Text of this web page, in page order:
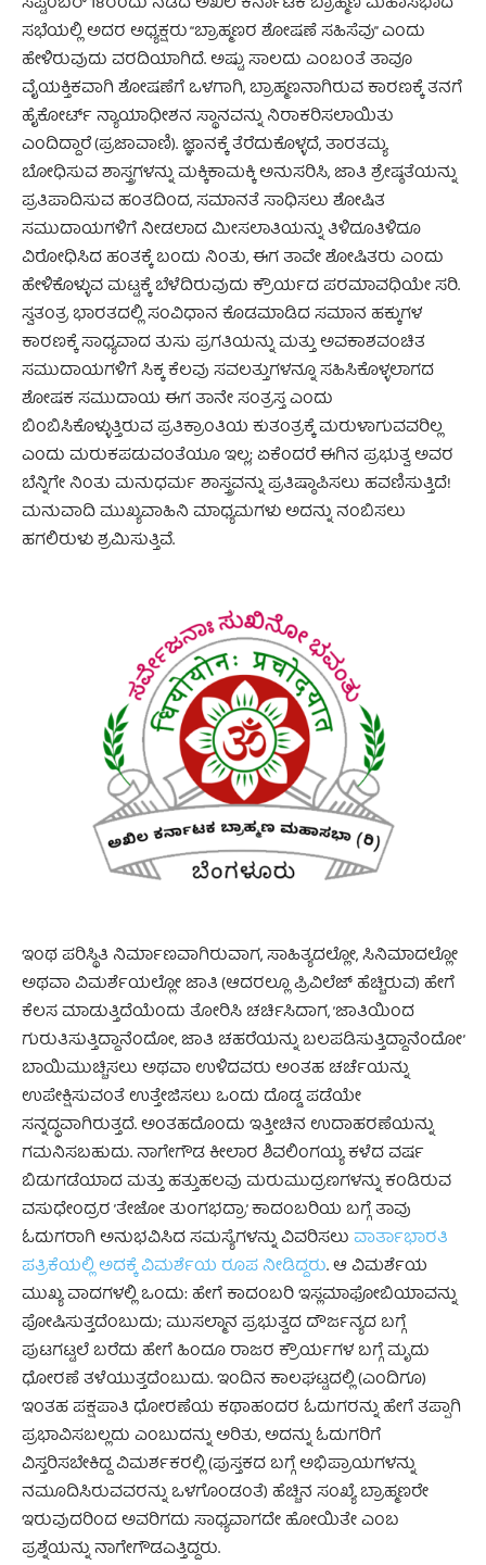
ಸಭೆಯಲ್ಲಿ ಅದರ ಅಧ್ಯಕ್ಷರು “ಬ್ರಾಹ್ಮಣರ ಶೋಷಣೆ ಸಹಿಸೆವು” ಎಂದು
ಹೇಳಿರುವುದು ವರದಿಯಾಗಿದೆ. ಅಷ್ಟು ಸಾಲದು ಎಂಬಂತೆ ತಾವೂ
ವೈಯಕ್ತಿಕವಾಗಿ ಶೋಷಣೆಗೆ ಒಳಗಾಗಿ, ಬ್ರಾಹ್ಮಣನಾಗಿರುವ ಕಾರಣಕ್ಕೆ ತನಗೆ
ಹೈಕೋರ್ಟ್ ನ್ಯಾಯಾಧೀಶನ ಸ್ಥಾನವನ್ನು ನಿರಾಕರಿಸಲಾಯಿತು
ಎಂದಿದ್ದಾರೆ (ಪ್ರಜಾವಾಣಿ). ಜ್ಞಾನಕ್ಕೆ ತೆರೆದುಕೊಳ್ಳದೆ, ತಾರತಮ್ಯ
ಬೋಧಿಸುವ ಶಾಸ್ತ್ರಗಳನ್ನು ಮಕ್ಕಿಕಾಮಕ್ಕಿ ಅನುಸರಿಸಿ, ಜಾತಿ ಶ್ರೇಷ್ಠತೆಯನ್ನು
ಪ್ರತಿಪಾದಿಸುವ ಹಂತದಿಂದ, ಸಮಾನತೆ ಸಾಧಿಸಲು ಶೋಷಿತ
ಸಮುದಾಯಗಳಿಗೆ ನೀಡಲಾದ ಮೀಸಲಾತಿಯನ್ನು ತಿಳಿದೂತಿಳಿದೂ
ವಿರೋಧಿಸಿದ ಹಂತಕ್ಕೆ ಬಂದು ನಿಂತು, ಈಗ ತಾವೇ ಶೋಷಿತರು ಎಂದು
ಹೇಳಿಕೊಳ್ಳುವ ಮಟ್ಟಕ್ಕೆ ಬೆಳೆದಿರುವುದು ಕ್ರೌರ್ಯದ ಪರಮಾವಧಿಯೇ ಸರಿ.
ಸ್ವತಂತ್ರ ಭಾರತದಲ್ಲಿ ಸಂವಿಧಾನ ಕೊಡಮಾಡಿದ ಸಮಾನ ಹಕ್ಕುಗಳ
ಕಾರಣಕ್ಕೆ ಸಾಧ್ಯವಾದ ತುಸು ಪ್ರಗತಿಯನ್ನು ಮತ್ತು ಅವಕಾಶವಂಚಿತ
ಸಮುದಾಯಗಳಿಗೆ ಸಿಕ್ಕ ಕೆಲವು ಸವಲತ್ತುಗಳನ್ನೂ ಸಹಿಸಿಕೊಳ್ಳಲಾಗದ
ಶೋಷಕ ಸಮುದಾಯ ಈಗ ತಾನೇ ಸಂತ್ರಸ್ತ ಎಂದು
ಬಿಂಬಿಸಿಕೊಳ್ಳುತ್ತಿರುವ ಪ್ರತಿಕ್ರಾಂತಿಯ ಕುತಂತ್ರಕ್ಕೆ ಮರುಳಾಗುವವರಿಲ್ಲ
ಎಂದು ಮರುಕಪಡುವಂತೆಯೂ ಇಲ್ಲ; ಏಕೆಂದರೆ ಈಗಿನ ಪ್ರಭುತ್ವ ಅವರ
ಬೆನ್ನಿಗೇ ನಿಂತು ಮನುಧರ್ಮ ಶಾಸ್ತ್ರವನ್ನು ಪ್ರತಿಷ್ಠಾಪಿಸಲು ಹವಣಿಸುತ್ತಿದೆ!
ಮನುವಾದಿ ಮುಖ್ಯವಾಹಿನಿ ಮಾಧ್ಯಮಗಳು ಅದನ್ನು ನಂಬಿಸಲು
ಹಗಲಿರುಳು ಶ್ರಮಿಸುತ್ತಿವೆ.
ಇಂಥ ಪರಿಸ್ಥಿತಿ ನಿರ್ಮಾಣವಾಗಿರುವಾಗ, ಸಾಹಿತ್ಯದಲ್ಲೋ, ಸಿನಿಮಾದಲ್ಲೋ
ಅಥವಾ ವಿಮರ್ಶೆಯಲ್ಲೋ ಜಾತಿ (ಆದರಲ್ಲೂ ಪ್ರಿವಿಲೆಜ್ ಹೆಚ್ಚಿರುವ) ಹೇಗೆ
ಕೆಲಸ ಮಾಡುತ್ತಿದೆಯೆಂದು ತೋರಿಸಿ ಚರ್ಚಿಸಿದಾಗ, ’ಜಾತಿಯಿಂದ
ಗುರುತಿಸುತ್ತಿದ್ದಾನೆಂದೋ, ಜಾತಿ ಚಹರೆಯನ್ನು ಬಲಪಡಿಸುತ್ತಿದ್ದಾನೆಂದೋ’
ಬಾಯಿಮುಚ್ಚಿಸಲು ಅಥವಾ ಉಳಿದವರು ಅಂತಹ ಚರ್ಚೆಯನ್ನು
ಉಪೇಕ್ಷಿಸುವಂತೆ ಉತ್ತೇಜಿಸಲು ಒಂದು ದೊಡ್ಡ ಪಡೆಯೇ
ಸನ್ನದ್ಧವಾಗಿರುತ್ತದೆ. ಅಂತಹದೊಂದು ಇತ್ತೀಚಿನ ಉದಾಹರಣೆಯನ್ನು
ಗಮನಿಸಬಹುದು. ನಾಗೇಗೌಡ ಕೀಲಾರ ಶಿವಲಿಂಗಯ್ಯ ಕಳೆದ ವರ್ಷ
ಬಿಡುಗಡೆಯಾದ ಮತ್ತು ಹತ್ತುಹಲವು ಮರುಮುದ್ರಣಗಳನ್ನು ಕಂಡಿರುವ
ವಸುಧೇಂದ್ರರ ’ತೇಜೋ ತುಂಗಭದ್ರಾ’ ಕಾದಂಬರಿಯ ಬಗ್ಗೆ ತಾವು
ಓದುಗರಾಗಿ ಅನುಭವಿಸಿದ ಸಮಸ್ಯೆಗಳನ್ನು ವಿವರಿಸಲುವಾರ್ತಾಭಾರತಿ
ಪತ್ರಿಕೆಯಲ್ಲಿ ಅದಕ್ಕೆ ವಿಮರ್ಶೆಯ ರೂಪ ನೀಡಿದ್ದರು. ಆ ವಿಮರ್ಶೆಯ
ಮುಖ್ಯ ವಾದಗಳಲ್ಲಿ ಒಂದು: ಹೇಗೆ ಕಾದಂಬರಿ ಇಸ್ಲಮಾಫೋಬಿಯಾವನ್ನು
ಪೋಷಿಸುತ್ತದೆಂಬುದು; ಮುಸಲ್ಮಾನ ಪ್ರಭುತ್ವದ ದೌರ್ಜನ್ಯದ ಬಗ್ಗೆ
ಪುಟಗಟ್ಟಲೆ ಬರೆದು ಹೇಗೆ ಹಿಂದೂ ರಾಜರ ಕ್ರೌರ್ಯಗಳ ಬಗ್ಗೆ ಮೃದು
ಧೋರಣೆ ತಳೆಯುತ್ತದೆಂಬುದು. ಇಂದಿನ ಕಾಲಘಟ್ಟದಲ್ಲಿ (ಎಂದಿಗೂ)
ಇಂತಹ ಪಕ್ಷಪಾತಿ ಧೋರಣೆಯ ಕಥಾಹಂದರ ಓದುಗರನ್ನು ಹೇಗೆ ತಪ್ಪಾಗಿ
ಪ್ರಭಾವಿಸಬಲ್ಲದು ಎಂಬುದನ್ನು ಅರಿತು, ಅದನ್ನು ಓದುಗರಿಗೆ
ವಿಸ್ತರಿಸಬೇಕಿದ್ದ ವಿಮರ್ಶಕರಲ್ಲಿ (ಪುಸ್ತಕದ ಬಗ್ಗೆ ಅಭಿಪ್ರಾಯಗಳನ್ನು
ನಮೂದಿಸಿರುವವರನ್ನು ಒಳಗೊಂಡಂತೆ) ಹೆಚ್ಚಿನ ಸಂಖ್ಯೆ ಬ್ರಾಹ್ಮಣರೇ
ಇರುವುದರಿಂದ ಅವರಿಗದು ಸಾಧ್ಯವಾಗದೇ ಹೋಯಿತೇ ಎಂಬ
ಪ್ರಶ್ನೆಯನ್ನು ನಾಗೇಗೌಡಎತ್ತಿದ್ದರು.